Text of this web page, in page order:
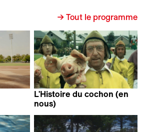
→ Tout le programme
L'Histoire du cochon (en
nous)